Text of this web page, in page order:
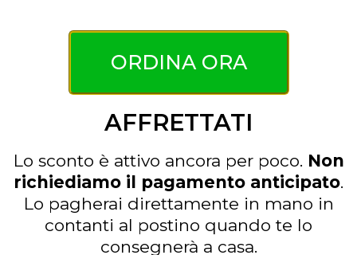
ORDINA ORA
AFFRETTATI
Lo sconto è attivo ancora per poco. Non
richiediamo il pagamento anticipato.
Lo pagherai direttamente in mano in
contanti al postino quando te lo
consegnerà a casa.